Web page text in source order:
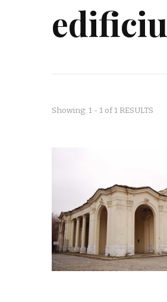
edificiu
Showing: 1 - 1 of 1 RESULTS